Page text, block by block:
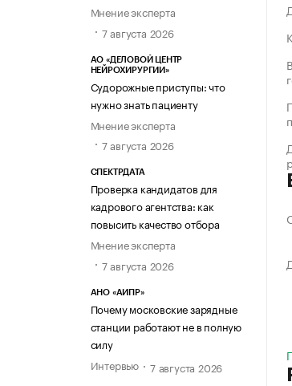
Мнение эксперта
7 августа 2026
АО «ДЕЛОВОЙ ЦЕНТР
НЕЙРОХИРУРГИИ»
Судорожные приступы: что
нужно знать пациенту
Мнение эксперта
7 августа 2026
СПЕКТРДАТА
Проверка кандидатов для
кадрового агентства: как
повысить качество отбора
Мнение эксперта
7 августа 2026
АНО «АИПР»
Почему московские зарядные
станции работают не в полную
силу
Интервью
7 августа 2026